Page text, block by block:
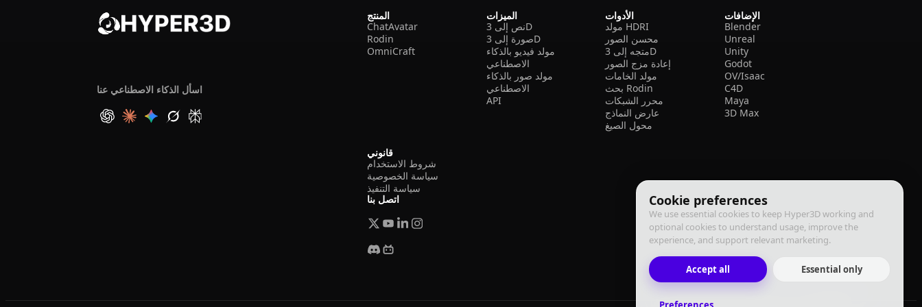
Cookie preferences
We use essential cookies to keep Hyper3D working and
optional cookies to understand usage, improve the
experience, and support relevant marketing.
Accept all Essential only
اسأل الذكاء الاصطناعي عنا
المنتج
ChatAvatar
Rodin
OmniCraft
الميزات
نص إلى 3D
صورة إلى 3D
مولد فيديو بالذكاء
الاصطناعي
مولد صور بالذكاء
الاصطناعي
API
الأدوات
مولد HDRI
محسن الصور
متجه إلى 3D
إعادة مزج الصور
مولد الخامات
بحث Rodin
محرر الشبكات
عارض النماذج
محول الصيغ
الإضافات
Blender
Unreal
Unity
Godot
OV/Isaac
C4D
Maya
3D Max
قانوني
شروط الاستخدام
سياسة الخصوصية
سياسة التنفيذ
اتصل بنا